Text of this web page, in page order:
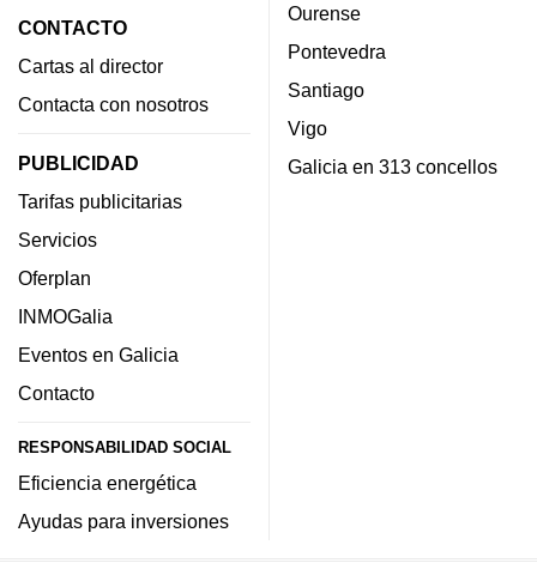
CONTACTO
Cartas al director
Contacta con nosotros
PUBLICIDAD
Tarifas publicitarias
Servicios
Oferplan
INMOGalia
Eventos en Galicia
Contacto
RESPONSABILIDAD SOCIAL
Eficiencia energética
Ayudas para inversiones
Ourense
Pontevedra
Santiago
Vigo
Galicia en 313 concellos